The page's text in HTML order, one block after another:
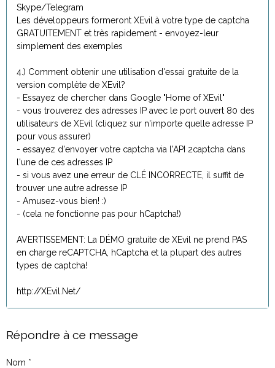
Skype/Telegram
Les développeurs formeront XEvil à votre type de captcha
GRATUITEMENT et très rapidement - envoyez-leur
simplement des exemples
4.) Comment obtenir une utilisation d'essai gratuite de la
version complète de XEvil?
- Essayez de chercher dans Google "Home of XEvil"
- vous trouverez des adresses IP avec le port ouvert 80 des
utilisateurs de XEvil (cliquez sur n'importe quelle adresse IP
pour vous assurer)
- essayez d'envoyer votre captcha via l'API 2captcha dans
l'une de ces adresses IP
- si vous avez une erreur de CLÉ INCORRECTE, il suffit de
trouver une autre adresse IP
- Amusez-vous bien! :)
- (cela ne fonctionne pas pour hCaptcha!)
AVERTISSEMENT: La DÉMO gratuite de XEvil ne prend PAS
en charge reCAPTCHA, hCaptcha et la plupart des autres
types de captcha!
http://XEvil.Net/
Répondre à ce message
Nom